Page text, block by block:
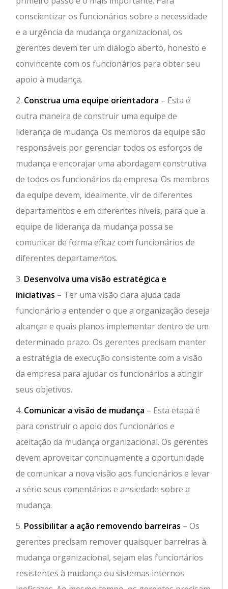
conscientizar os funcionários sobre a necessidade
e a urgência da mudança organizacional, os
gerentes devem ter um diálogo aberto, honesto e
convincente com os funcionários para obter seu
apoio à mudança.
2. Construa uma equipe orientadora – Esta é
outra maneira de construir uma equipe de
liderança de mudança. Os membros da equipe são
responsáveis ​​por gerenciar todos os esforços de
mudança e encorajar uma abordagem construtiva
de todos os funcionários da empresa. Os membros
da equipe devem, idealmente, vir de diferentes
departamentos e em diferentes níveis, para que a
equipe de liderança da mudança possa se
comunicar de forma eficaz com funcionários de
diferentes departamentos.
3. Desenvolva uma visão estratégica e
iniciativas – Ter uma visão clara ajuda cada
funcionário a entender o que a organização deseja
alcançar e quais planos implementar dentro de um
determinado prazo. Os gerentes precisam manter
a estratégia de execução consistente com a visão
da empresa para ajudar os funcionários a atingir
seus objetivos.
4. Comunicar a visão de mudança – Esta etapa é
para construir o apoio dos funcionários e
aceitação da mudança organizacional. Os gerentes
devem aproveitar continuamente a oportunidade
de comunicar a nova visão aos funcionários e levar
a sério seus comentários e ansiedade sobre a
mudança.
5. Possibilitar a ação removendo barreiras – Os
gerentes precisam remover quaisquer barreiras à
mudança organizacional, sejam elas funcionários
resistentes à mudança ou sistemas internos